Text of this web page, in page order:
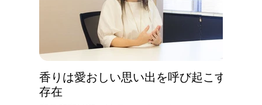
香りは愛おしい思い出を呼び起こす
存在